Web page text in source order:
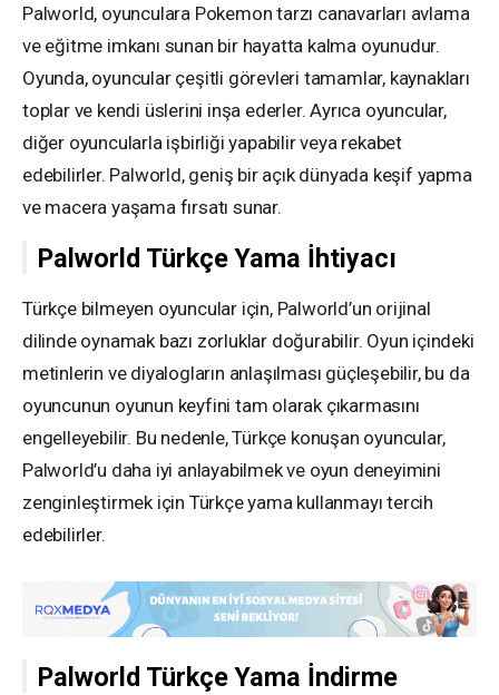
Palworld, oyunculara Pokemon tarzı canavarları avlama
ve eğitme imkanı sunan bir hayatta kalma oyunudur.
Oyunda, oyuncular çeşitli görevleri tamamlar, kaynakları
toplar ve kendi üslerini inşa ederler. Ayrıca oyuncular,
diğer oyuncularla işbirliği yapabilir veya rekabet
edebilirler. Palworld, geniş bir açık dünyada keşif yapma
ve macera yaşama fırsatı sunar.
Palworld Türkçe Yama İhtiyacı
Türkçe bilmeyen oyuncular için, Palworld’un orijinal
dilinde oynamak bazı zorluklar doğurabilir. Oyun içindeki
metinlerin ve diyalogların anlaşılması güçleşebilir, bu da
oyuncunun oyunun keyfini tam olarak çıkarmasını
engelleyebilir. Bu nedenle, Türkçe konuşan oyuncular,
Palworld’u daha iyi anlayabilmek ve oyun deneyimini
zenginleştirmek için Türkçe yama kullanmayı tercih
edebilirler.
Palworld Türkçe Yama İndirme